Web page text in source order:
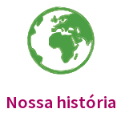
Nossa história